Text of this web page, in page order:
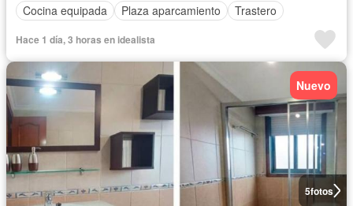
Cocina equipada
Plaza aparcamiento Trastero
Hace 1 día, 3 horas en idealista
5fotos
Nuevo